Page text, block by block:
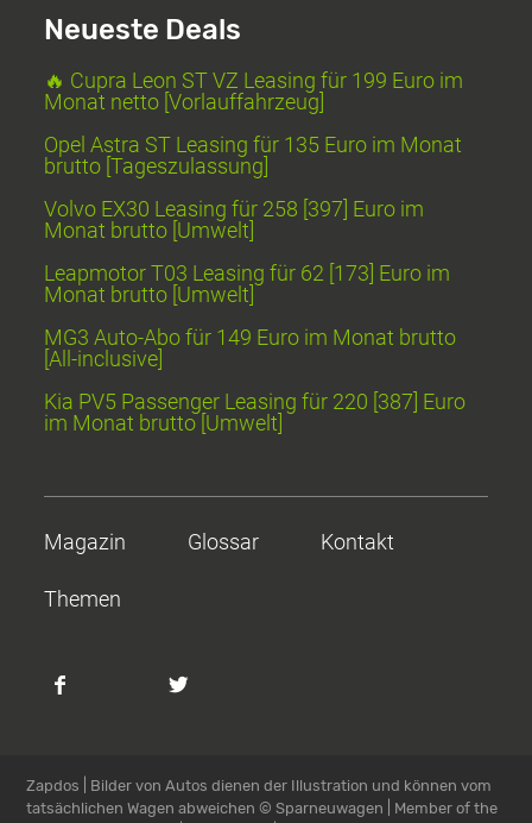
Neueste Deals
🔥 Cupra Leon ST VZ Leasing für 199 Euro im
Monat netto [Vorlauffahrzeug]
Opel Astra ST Leasing für 135 Euro im Monat
brutto [Tageszulassung]
Volvo EX30 Leasing für 258 [397] Euro im
Monat brutto [Umwelt]
Leapmotor T03 Leasing für 62 [173] Euro im
Monat brutto [Umwelt]
MG3 Auto-Abo für 149 Euro im Monat brutto
[All-inclusive]
Kia PV5 Passenger Leasing für 220 [387] Euro
im Monat brutto [Umwelt]
Magazin Glossar Kontakt
Themen
Zapdos | Bilder von Autos dienen der Illustration und können vom
tatsächlichen Wagen abweichen© Sparneuwagen | Member of the